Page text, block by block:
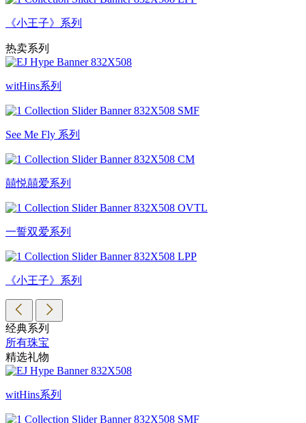
《小王子》系列
热卖系列
witHins系列
See Me Fly 系列
囍悦囍爱系列
一誓双爱系列
《小王子》系列
经典系列
所有珠宝
精选礼物
witHins系列